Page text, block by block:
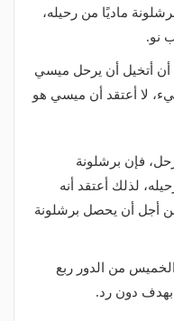
ماديًا من رحيله،
نو.
أن أتخيل أن يرحل ميسي
لا أعتقد أن ميسي هو
فإن برشلونة
لذلك أعتقد أنه
أجل أن يحصل برشلونة
من الدور ربع
بهدف دون رد.